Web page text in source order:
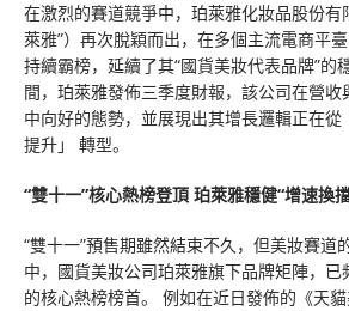
在激烈的賽道競爭中，珀萊雅化妝品股份有
萊雅”）再次脫穎而出，在多個主流電商平
持續霸榜，延續了其“國貨美妝代表品牌”的
間，珀萊雅發佈三季度財報，該公司在營
中向好的態勢，並展現出其增長邏輯正在
提升」 轉型。
“雙十一”核心熱榜登頂 珀萊雅穩健“增速換
“雙十一”預售期雖然結束不久，但美妝賽道
中，國貨美妝公司珀萊雅旗下品牌矩陣，
的核心熱榜榜首。 例如在近日發佈的《天